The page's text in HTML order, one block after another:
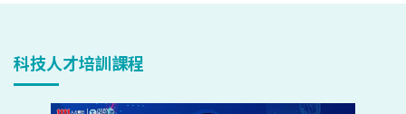
科技人才培訓課程